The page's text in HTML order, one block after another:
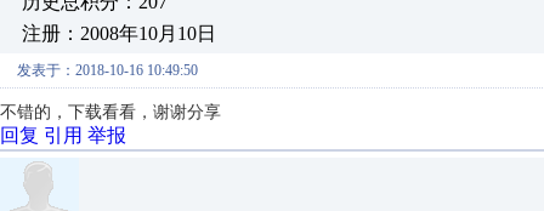
注册：2008年10月10日
发表于：2018-10-16 10:49:50
不错的，下载看看，谢谢分享
回复 引用 举报